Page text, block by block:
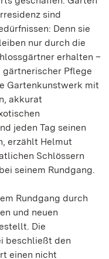
sind
Denn sie
nur durch die
erhalten –
gärtnerischer Pflege
Gartenkunstwerk mit
akkurat
jeden Tag seinen
erzählt Helmut
Schlössern
seinem Rundgang.
Rundgang durch
und neuen
Die
beschließt den
einen nicht